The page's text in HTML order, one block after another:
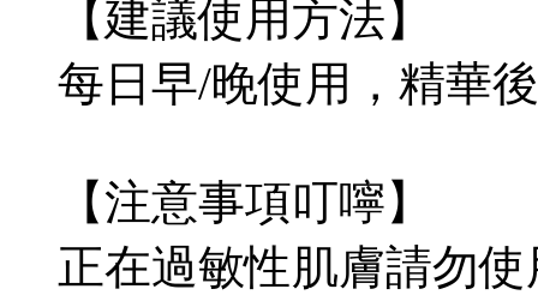
【建議使用方法】
每日早/晚使用，精華
【注意事項叮嚀】
正在過敏性肌膚請勿